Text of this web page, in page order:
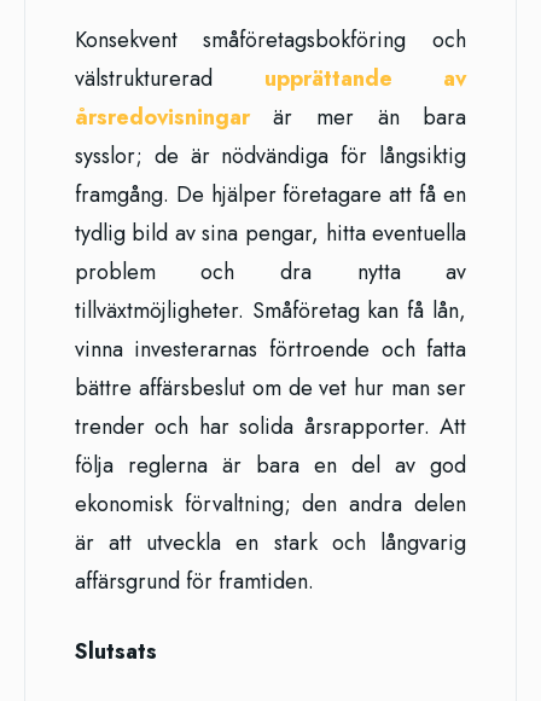
Konsekvent småföretagsbokföring och
välstrukturerad upprättande av
årsredovisningarär mer än bara
sysslor; de är nödvändiga för långsiktig
framgång. De hjälper företagare att få en
tydlig bild av sina pengar, hitta eventuella
problem och dra nytta av
tillväxtmöjligheter. Småföretag kan få lån,
vinna investerarnas förtroende och fatta
bättre affärsbeslut om de vet hur man ser
trender och har solida årsrapporter. Att
följa reglerna är bara en del av god
ekonomisk förvaltning; den andra delen
är att utveckla en stark och långvarig
affärsgrund för framtiden.
Slutsats